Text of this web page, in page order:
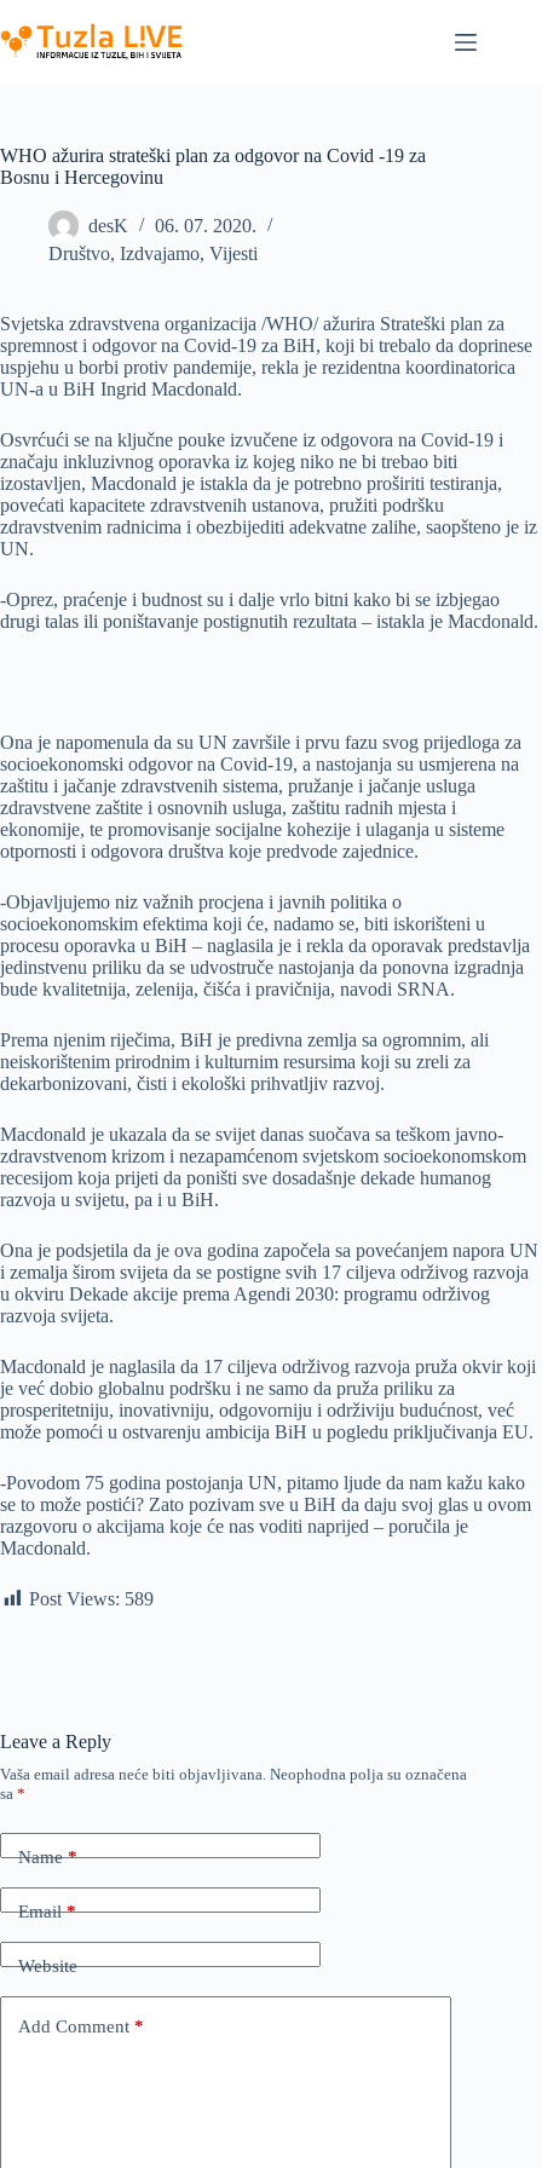
to
content
WHO ažurira strateški plan za odgovor na Covid -19 za
Bosnu i Hercegovinu
desK
06. 07. 2020.
Društvo, Izdvajamo, Vijesti
Svjetska zdravstvena organizacija /WHO/ ažurira Strateški plan za
spremnost i odgovor na Covid-19 za BiH, koji bi trebalo da doprinese
uspjehu u borbi protiv pandemije, rekla je rezidentna koordinatorica
UN-a u BiH Ingrid Macdonald.
Osvrćući se na ključne pouke izvučene iz odgovora na Covid-19 i
značaju inkluzivnog oporavka iz kojeg niko ne bi trebao biti
izostavljen, Macdonald je istakla da je potrebno proširiti testiranja,
povećati kapacitete zdravstvenih ustanova, pružiti podršku
zdravstvenim radnicima i obezbijediti adekvatne zalihe, saopšteno je iz
UN.
-Oprez, praćenje i budnost su i dalje vrlo bitni kako bi se izbjegao
drugi talas ili poništavanje postignutih rezultata – istakla je Macdonald.
Ona je napomenula da su UN završile i prvu fazu svog prijedloga za
socioekonomski odgovor na Covid-19, a nastojanja su usmjerena na
zaštitu i jačanje zdravstvenih sistema, pružanje i jačanje usluga
zdravstvene zaštite i osnovnih usluga, zaštitu radnih mjesta i
ekonomije, te promovisanje socijalne kohezije i ulaganja u sisteme
otpornosti i odgovora društva koje predvode zajednice.
-Objavljujemo niz važnih procjena i javnih politika o
socioekonomskim efektima koji će, nadamo se, biti iskorišteni u
procesu oporavka u BiH – naglasila je i rekla da oporavak predstavlja
jedinstvenu priliku da se udvostruče nastojanja da ponovna izgradnja
bude kvalitetnija, zelenija, čišća i pravičnija, navodi SRNA.
Prema njenim riječima, BiH je predivna zemlja sa ogromnim, ali
neiskorištenim prirodnim i kulturnim resursima koji su zreli za
dekarbonizovani, čisti i ekološki prihvatljiv razvoj.
Macdonald je ukazala da se svijet danas suočava sa teškom javno-
zdravstvenom krizom i nezapamćenom svjetskom socioekonomskom
recesijom koja prijeti da poništi sve dosadašnje dekade humanog
razvoja u svijetu, pa i u BiH.
Ona je podsjetila da je ova godina započela sa povećanjem napora UN
i zemalja širom svijeta da se postigne svih 17 ciljeva održivog razvoja
u okviru Dekade akcije prema Agendi 2030: programu održivog
razvoja svijeta.
Macdonald je naglasila da 17 ciljeva održivog razvoja pruža okvir koji
je već dobio globalnu podršku i ne samo da pruža priliku za
prosperitetniju, inovativniju, odgovorniju i održiviju budućnost, već
može pomoći u ostvarenju ambicija BiH u pogledu priključivanja EU.
-Povodom 75 godina postojanja UN, pitamo ljude da nam kažu kako
se to može postići? Zato pozivam sve u BiH da daju svoj glas u ovom
razgovoru o akcijama koje će nas voditi naprijed – poručila je
Macdonald.
Post Views: 589
Leave a Reply
Vaša email adresa neće biti objavljivana. Neophodna polja su označena
sa *
Name*
Email*
Website
Add Comment *